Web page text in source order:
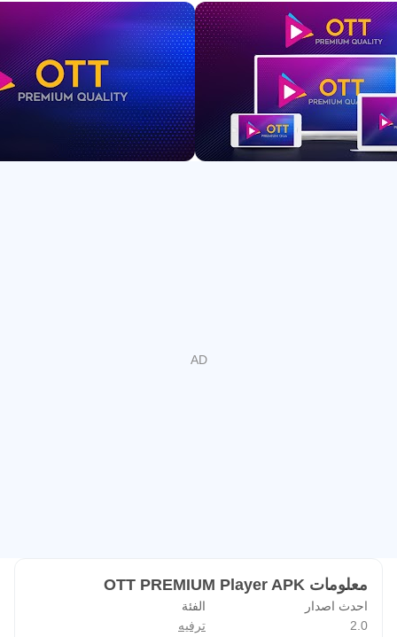
معلومات OTT PREMIUM Player APK
احدث اصدار
2.0
الفئة
ترفيه